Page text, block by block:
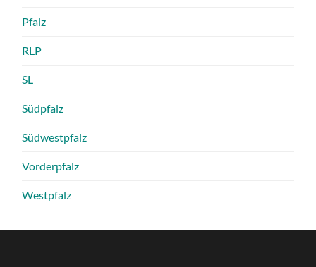
Pfalz
RLP
SL
Südpfalz
Südwestpfalz
Vorderpfalz
Westpfalz